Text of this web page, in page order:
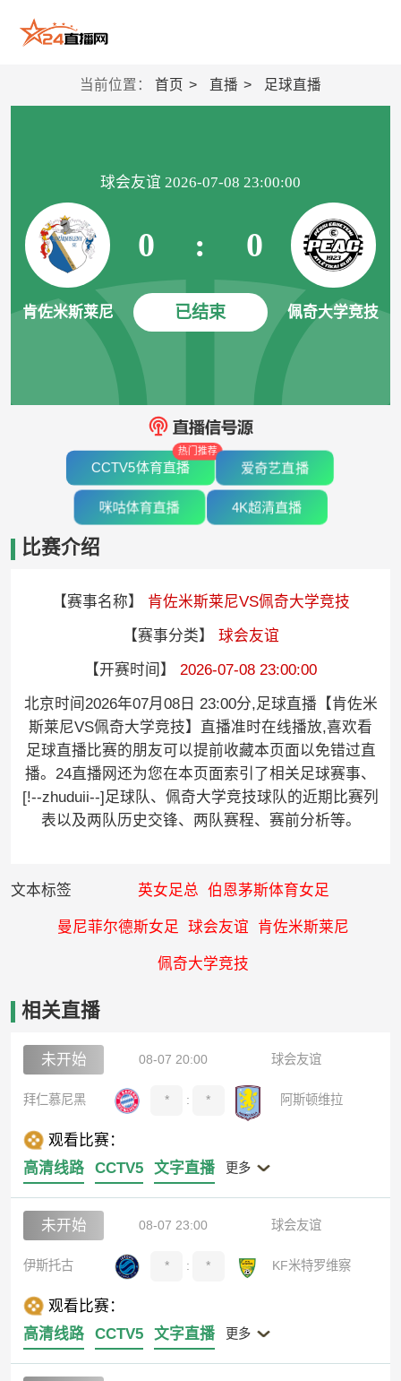
当前位置： 首页 直播 足球直播
球会友谊 2026-07-08 23:00:00
肯佐米斯莱尼
0 : 0
已结束 佩奇大学竞技
CCTV5体育直播
热门推荐
爱奇艺直播
咪咕体育直播 4K超清直播
比赛介绍
【赛事名称】
肯佐米斯莱尼VS佩奇大学竞技
【赛事分类】
球会友谊
【开赛时间】
2026-07-08 23:00:00
北京时间2026年07月08日 23:00分,足球直播【肯佐米
斯莱尼VS佩奇大学竞技】直播准时在线播放,喜欢看
足球直播比赛的朋友可以提前收藏本页面以免错过直
播。24直播网还为您在本页面索引了相关足球赛事、
[!--zhuduii--]足球队、佩奇大学竞技球队的近期比赛列
表以及两队历史交锋、两队赛程、赛前分析等。
文本标签 英女足总 伯恩茅斯体育女足
曼尼菲尔德斯女足 球会友谊 肯佐米斯莱尼
佩奇大学竞技
相关直播
未开始 08-07 20:00 球会友谊
拜仁慕尼黑 * : * 阿斯顿维拉
观看比赛：
高清线路
CCTV5 文字直播 更多
未开始 08-07 23:00 球会友谊
伊斯托古 * : * KF米特罗维察
观看比赛：
高清线路
CCTV5 文字直播 更多